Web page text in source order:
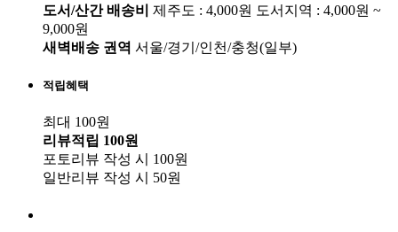
도서/산간 배송비 제주도 : 4,000원 도서지역 : 4,000원 ~
9,000원
새벽배송 권역 서울/경기/인천/충청(일부)
적립혜택
최대 100원
리뷰적립 100원
포토리뷰 작성 시
100원
일반리뷰 작성 시
50원